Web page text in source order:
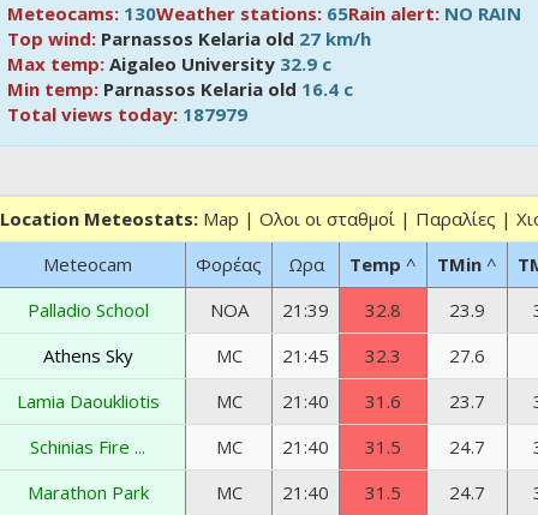
Meteocams: 130Weather stations: 65Rain alert: NO RAIN
Top wind: Parnassos Kelaria old 27 km/h
Max temp: Aigaleo University 32.9 c
Min temp: Parnassos Kelaria old 16.4 c
Total views today: 187979
Location Meteostats: Map | Ολοι οι σταθμοί | Παραλίες |
Meteocam
Φορέας Ωρα Temp ^ TMin ^
Palladio School
NOA 21:39 32.8 23.9
Athens Sky
MC 21:45 32.3
27.6
Lamia Daoukliotis
MC 21:40 31.6 23.7
Schinias Fire ...
MC 21:40 31.5 24.7
Marathon Park
MC 21:40 31.5 24.7